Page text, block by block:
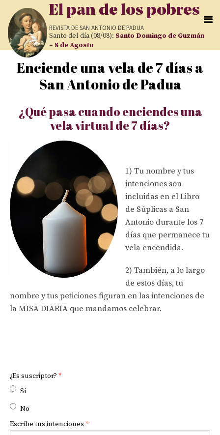
Pasar al contenido principal
El pan de los pobres
REVISTA DESAN ANTONIO DE PADUA
Santo del día (08/08): Santo Domingo de Guzmán
– 8 de Agosto
Usted está aquí
Enciende una vela de 7 días a
San Antonio de Padua
¿Qué pasa cuando enciendes una
vela virtual de 7 días?
1) Tu nombre y tus
intenciones son
incluidas en el Libro
de Súplicas a San
Antonio durante los 7
días que permanece tu
vela encendida.
2) También, a lo largo
de estos días, tu
nombre y tus peticiones figuran en las intenciones de
la MISA DIARIA que mandamos celebrar.
¿Es suscriptor? *
Sí
No
Escribe tus intenciones *